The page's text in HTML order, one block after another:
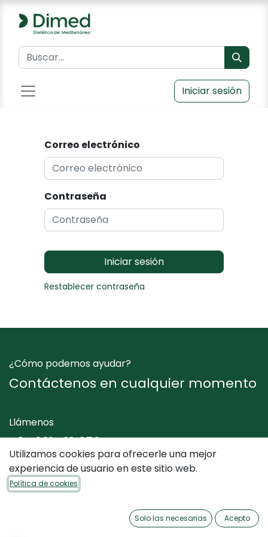
Iniciar sesión
Correo electrónico
Contraseña
Iniciar sesión
Restablecer contraseña
¿Cómo podemos ayudar?
Contáctenos en cualquier momento
Llámenos
+34 961 412 050
Envíenos un mensaje
Utilizamos cookies para ofrecerle una mejor
experiencia de usuario en este sitio web.
Política de cookies
Solo las necesarias Acepto